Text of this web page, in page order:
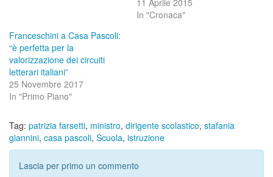
In "Cronaca"
Franceschini a Casa Pascoli:
“è perfetta per la
valorizzazione dei circuiti
letterari italiani”
25 Novembre 2017
In "Primo Piano"
Tag: patrizia farsetti, ministro, dirigente scolastico, stafania
giannini, casa pascoli, Scuola, istruzione
Lascia per primo un commento